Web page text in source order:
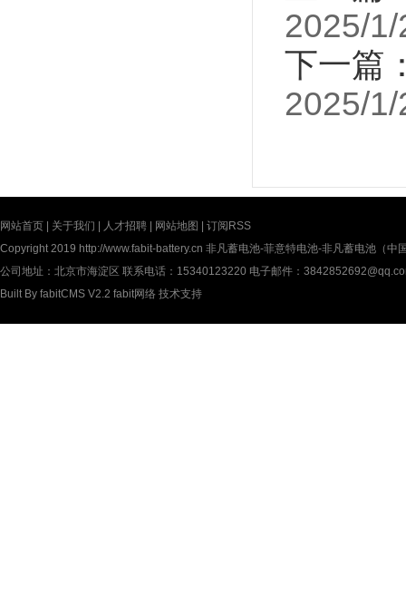
2025/1/
下一篇
2025/1/
网站首页 关于我们 人才招聘 网站地图
订阅RSS
Copyright 2019 http://www.fabit-battery.cn 非凡蓄电池-菲意特电池-非凡蓄电池（中
公司地址：北京市海淀区 联系电话：15340123220 电子邮件：
Built By fabitCMS V2.2 fabit网络 技术支持